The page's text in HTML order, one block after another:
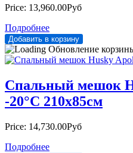
Price: 13,960.00Руб
Подробнее
Обновление
Спальный мешок
-20°С 210х85см
Price: 14,730.00Руб
Подробнее